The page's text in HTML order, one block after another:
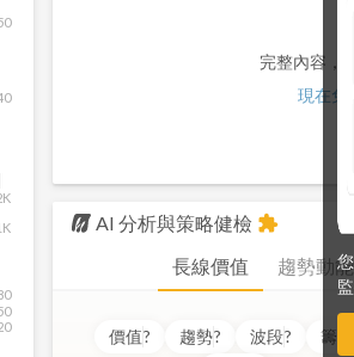
完整內容，
現在免
AI 分析與策略健檢 extension
長線價值 趨勢動能
價值? 趨勢? 波段? 籌碼